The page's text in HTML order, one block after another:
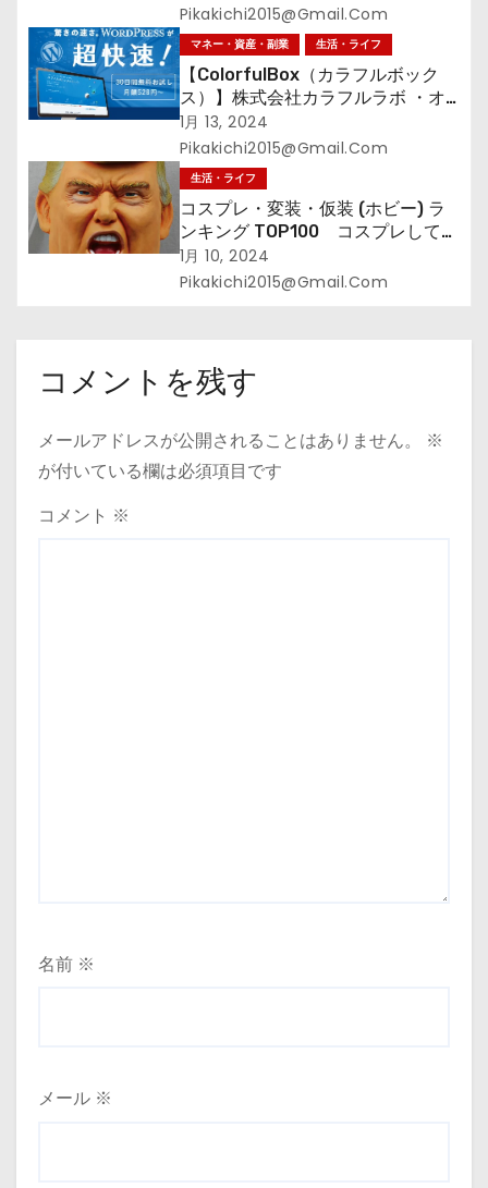
Pikakichi2015@gmail.com
マネー・資産・副業 生活・ライフ
【ColorfulBox（カラフルボック
ス）】株式会社カラフルラボ ・オ
ールインワンの超快速レンタルサー
バーWelcomeキャンペーン！
1月 13, 2024
Pikakichi2015@gmail.com
生活・ライフ
コスプレ・変装・仮装 (ホビー) ラ
ンキング TOP100 コスプレして、
街に出よう！
1月 10, 2024
Pikakichi2015@gmail.com
コメントを残す
メールアドレスが公開されることはありません。
※
が付いている欄は必須項目です
コメント ※
名前 ※
メール ※